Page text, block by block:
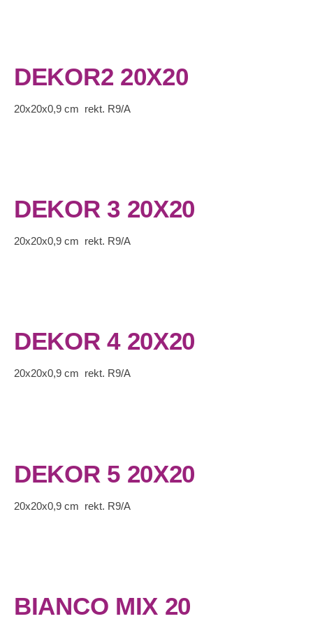
DEKOR2 20X20
20x20x0,9 cm rekt. R9/A
DEKOR 3 20X20
20x20x0,9 cm rekt. R9/A
DEKOR 4 20X20
20x20x0,9 cm rekt. R9/A
DEKOR 5 20X20
20x20x0,9 cm rekt. R9/A
BIANCO MIX 20